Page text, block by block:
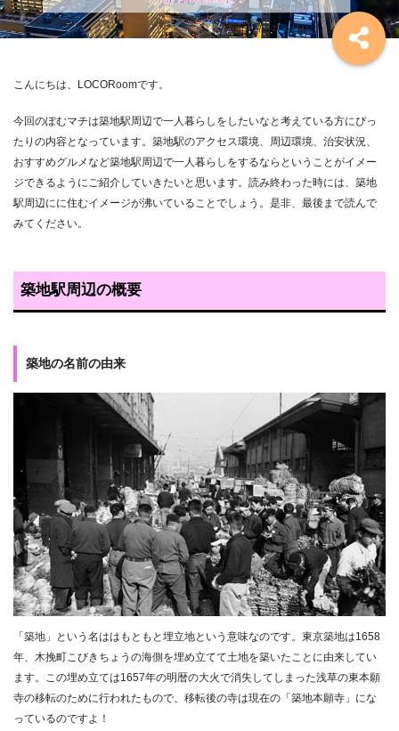
こんにちは、LOCORoomです。
今回のぽむマチは築地駅周辺で一人暮らしをしたいなと考えている方にぴっ
たりの内容となっています。築地駅のアクセス環境、周辺環境、治安状況、
おすすめグルメなど築地駅周辺で一人暮らしをするならということがイメー
ジできるようにご紹介していきたいと思います。読み終わった時には、築地
駅周辺にに住むイメージが沸いていることでしょう。是非、最後まで読んで
みてください。
築地駅周辺の概要
築地の名前の由来
「築地」という名ははもともと埋立地という意味なのです。東京築地は1658
年、木挽町こびきちょうの海側を埋め立てて土地を築いたことに由来してい
ます。この埋め立ては1657年の明暦の大火で消失してしまった浅草の東本願
寺の移転のために行われたもので、移転後の寺は現在の「築地本願寺」にな
っているのですよ！